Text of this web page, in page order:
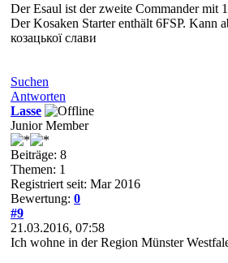
Der Esaul ist der zweite Commander mit
Der Kosaken Starter enthält 6FSP. Kann
козацької слави
Suchen
Antworten
Lasse
Junior Member
Beiträge: 8
Themen: 1
Registriert seit: Mar 2016
Bewertung: 0
#9
21.03.2016, 07:58
Ich wohne in der Region Münster